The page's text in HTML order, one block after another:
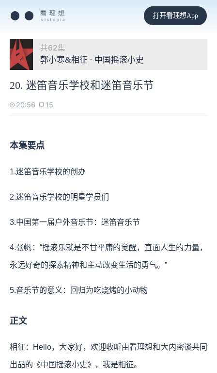
打开看理想App
共62集
郭小寒&相征 · 中国摇滚小史
20. 迷笛音乐学校和迷笛音乐节
20:56 15
本集要点
1.迷笛音乐学校的创办
2.迷笛音乐学校的明星学员们
3.中国第一届户外音乐节：迷笛音乐节
4.张帆：“摇滚乐就是不甘平庸的觉醒，直面人生的力量，
永远好奇的探索精神和主动改变生活的勇气。”
5.音乐节的意义：回归为吃烧烤的小动物
正文
相征：Hello，大家好，欢迎收听由看理想和大内密谈共同
出品的《中国摇滚小史》，我是相征。